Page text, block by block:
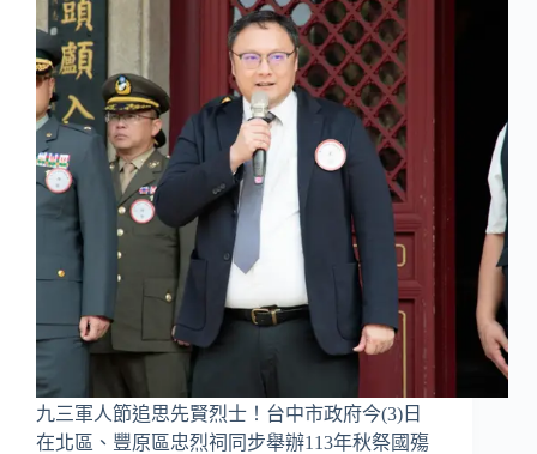
九三軍人節追思先賢烈士！台中市政府今(3)日
在北區、豐原區忠烈祠同步舉辦113年秋祭國殤